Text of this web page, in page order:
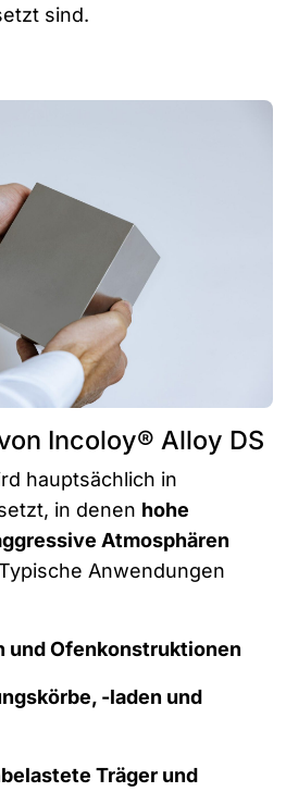
sind.
Incoloy® Alloy DS
hauptsächlich in
in denen hohe
Atmosphären
Anwendungen
und Ofenkonstruktionen
-laden und
Träger und